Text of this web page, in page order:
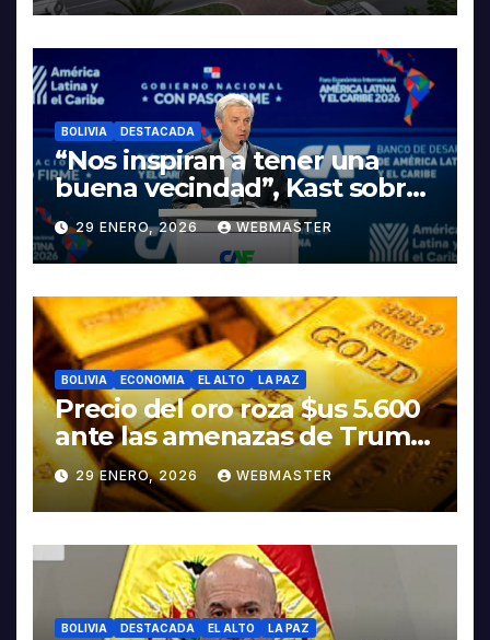
INDUSTRIALIZACIÓN DEL
LITIO
BOLIVIA DESTACADA
“Nos inspiran a tener una
buena vecindad”, Kast sobre
discurso del presidente
Rodrigo Paz
29 ENERO, 2026 WEBMASTER
BOLIVIA ECONOMIA EL ALTO LA PAZ
Precio del oro roza $us 5.600
ante las amenazas de Trump
contra Irán
29 ENERO, 2026 WEBMASTER
BOLIVIA DESTACADA EL ALTO LA PAZ